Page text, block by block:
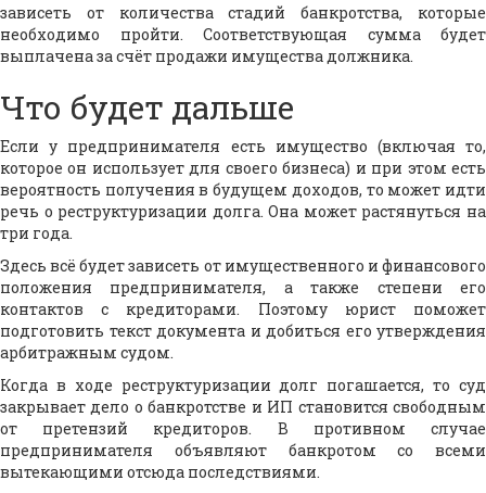
зависеть от количества стадий банкротства, которые
необходимо пройти. Соответствующая сумма будет
выплачена за счёт продажи имущества должника.
Что будет дальше
Если у предпринимателя есть имущество (включая то,
которое он использует для своего бизнеса) и при этом есть
вероятность получения в будущем доходов, то может идти
речь о реструктуризации долга. Она может растянуться на
три года.
Здесь всё будет зависеть от имущественного и финансового
положения предпринимателя, а также степени его
контактов с кредиторами. Поэтому юрист поможет
подготовить текст документа и добиться его утверждения
арбитражным судом.
Когда в ходе реструктуризации долг погашается, то суд
закрывает дело о банкротстве и ИП становится свободным
от претензий кредиторов. В противном случае
предпринимателя объявляют банкротом со всеми
вытекающими отсюда последствиями.